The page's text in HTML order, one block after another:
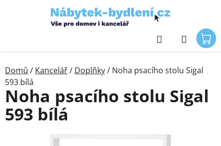
Hledat
Domů / Kancelář/ Doplňky/ Noha psacího stolu Sigal
593 bílá
Noha psacího stolu Sigal
593 bílá